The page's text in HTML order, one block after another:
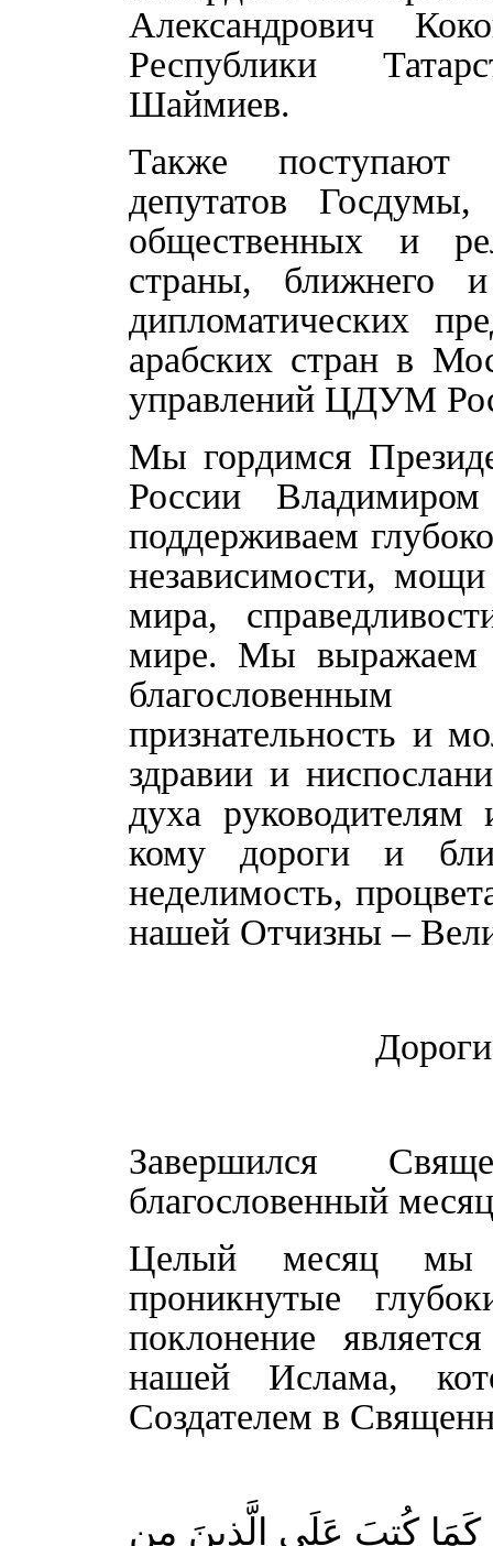
Александрович
Республики
Шаймиев.
Также поступают
депутатов Госдумы,
общественных и
страны, ближнего
дипломатических
арабских стран в
управлений ЦДУМ
Мы гордимся
России
поддерживаем
независимости,
мира,
мире. Мы выражаем
признательность и
здравии и
духа
кому дороги и
неделимость,
нашей Отчизны –
Завершился
благословенный
Целый месяц мы
проникнутые
поклонение
нашей Ислама,
Создателем в
كَمَا كُتِبَ عَلَى الَّذِينَ مِن